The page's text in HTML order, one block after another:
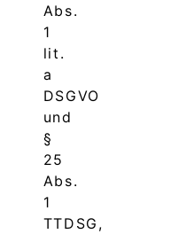
Abs.
1
lit.
a
DSGVO
und
§
25
Abs.
1
TTDSG,